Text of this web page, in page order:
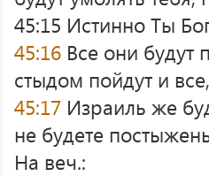
45:15 Истинно Ты
45:16 Все они
стыдом пойдут и
45:17 Израиль же
не будете
На веч.: